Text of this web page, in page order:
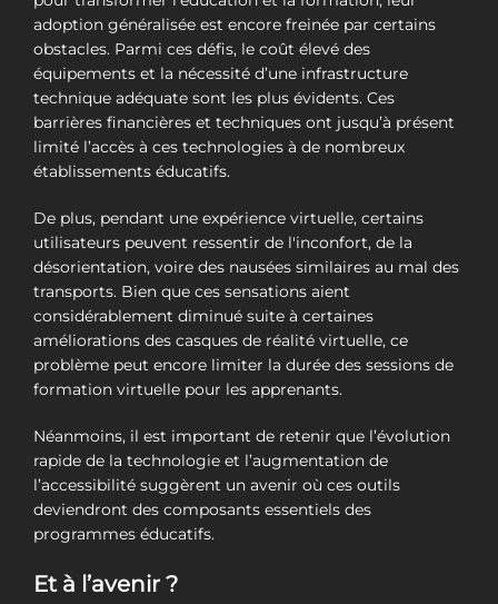
adoption généralisée est encore freinée par certains
obstacles. Parmi ces défis, le coût élevé des
équipements et la nécessité d’une infrastructure
technique adéquate sont les plus évidents. Ces
barrières financières et techniques ont jusqu’à présent
limité l’accès à ces technologies à de nombreux
établissements éducatifs.
De plus, pendant une expérience virtuelle, certains
utilisateurs peuvent ressentir de l'inconfort, de la
désorientation, voire des nausées similaires au mal des
transports. Bien que ces sensations aient
considérablement diminué suite à certaines
améliorations des casques de réalité virtuelle, ce
problème peut encore limiter la durée des sessions de
formation virtuelle pour les apprenants.
Néanmoins, il est important de retenir que l’évolution
rapide de la technologie et l’augmentation de
l’accessibilité suggèrent un avenir où ces outils
deviendront des composants essentiels des
programmes éducatifs.
Et à l’avenir ?